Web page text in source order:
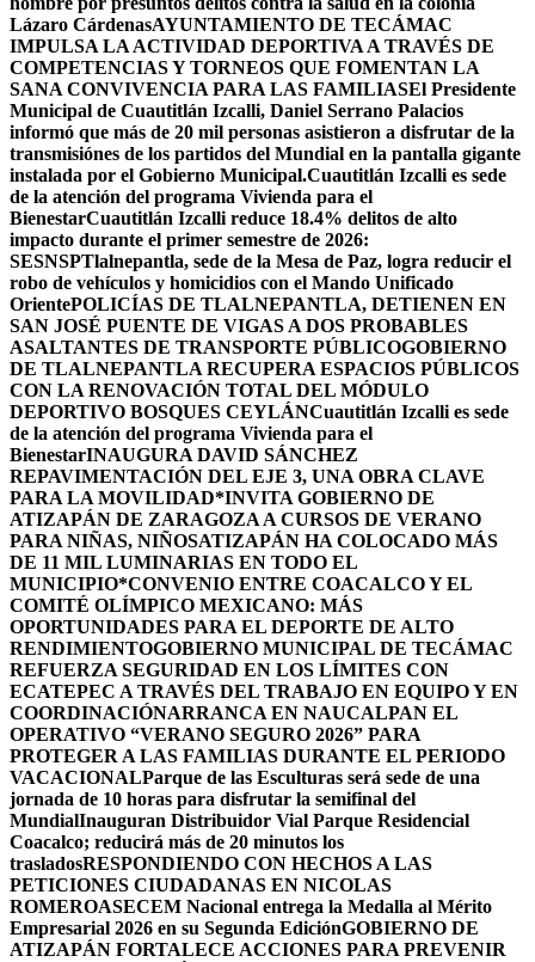
Lázaro CárdenasAYUNTAMIENTO DE TECÁMAC
IMPULSA LA ACTIVIDAD DEPORTIVA A TRAVÉS DE
COMPETENCIAS Y TORNEOS QUE FOMENTAN LA
SANA CONVIVENCIA PARA LAS FAMILIASEl Presidente
Municipal de Cuautitlán Izcalli, Daniel Serrano Palacios
informó que más de 20 mil personas asistieron a disfrutar de la
transmisiónes de los partidos del Mundial en la pantalla gigante
instalada por el Gobierno Municipal.Cuautitlán Izcalli es sede
de la atención del programa Vivienda para el
BienestarCuautitlán Izcalli reduce 18.4% delitos de alto
impacto durante el primer semestre de 2026:
SESNSPTlalnepantla, sede de la Mesa de Paz, logra reducir el
robo de vehículos y homicidios con el Mando Unificado
OrientePOLICÍAS DE TLALNEPANTLA, ​DETIENEN EN
SAN JOSÉ PUENTE DE VIGAS A DOS PROBABLES
ASALTANTES DE TRANSPORTE PÚBLICOGOBIERNO
DE TLALNEPANTLA RECUPERA ESPACIOS PÚBLICOS
CON LA RENOVACIÓN TOTAL DEL MÓDULO
DEPORTIVO BOSQUES CEYLÁNCuautitlán Izcalli es sede
de la atención del programa Vivienda para el
BienestarINAUGURA DAVID SÁNCHEZ
REPAVIMENTACIÓN DEL EJE 3, UNA OBRA CLAVE
PARA LA MOVILIDAD*INVITA GOBIERNO DE
ATIZAPÁN DE ZARAGOZA A CURSOS DE VERANO
PARA NIÑAS, NIÑOSATIZAPÁN HA COLOCADO MÁS
DE 11 MIL LUMINARIAS EN TODO EL
MUNICIPIO*CONVENIO ENTRE COACALCO Y EL
COMITÉ OLÍMPICO MEXICANO: MÁS
OPORTUNIDADES PARA EL DEPORTE DE ALTO
RENDIMIENTOGOBIERNO MUNICIPAL DE TECÁMAC
REFUERZA SEGURIDAD EN LOS LÍMITES CON
ECATEPEC A TRAVÉS DEL TRABAJO EN EQUIPO Y EN
COORDINACIÓNARRANCA EN NAUCALPAN EL
OPERATIVO “VERANO SEGURO 2026” PARA
PROTEGER A LAS FAMILIAS DURANTE EL PERIODO
VACACIONALParque de las Esculturas será sede de una
jornada de 10 horas para disfrutar la semifinal del
MundialInauguran Distribuidor Vial Parque Residencial
Coacalco; reducirá más de 20 minutos los
trasladosRESPONDIENDO CON HECHOS A LAS
PETICIONES CIUDADANAS EN NICOLAS
ROMEROASECEM Nacional entrega la Medalla al Mérito
Empresarial 2026 en su Segunda EdiciónGOBIERNO DE
ATIZAPÁN FORTALECE ACCIONES PARA PREVENIR